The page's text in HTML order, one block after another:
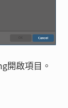
開啟項目。